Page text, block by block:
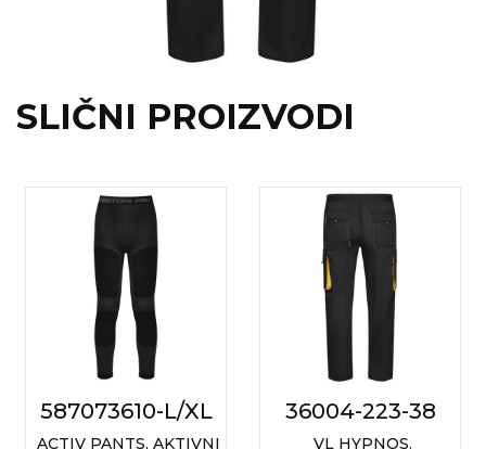
SLIČNI PROIZVODI
587073610-L/XL
ACTIV PANTS, AKTIVNI
36004-223-38
VL HYPNOS.